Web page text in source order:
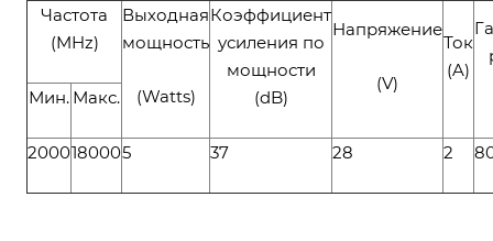
Частота
(MHz)
Выходная
мощность
(Watts)
Коэффициент
усиления по
мощности
(dB)
Напряжение
(V)
Ток
(A)
Мин. Макс.
2000180005 37 28 2